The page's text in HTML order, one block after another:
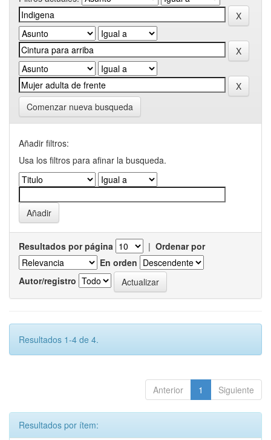
Comenzar nueva busqueda
Añadir filtros:
Usa los filtros para afinar la busqueda.
Resultados por página | Ordenar por
En orden
Autor/registro
Resultados 1-4 de 4.
Anterior 1 Siguiente
Resultados por ítem: